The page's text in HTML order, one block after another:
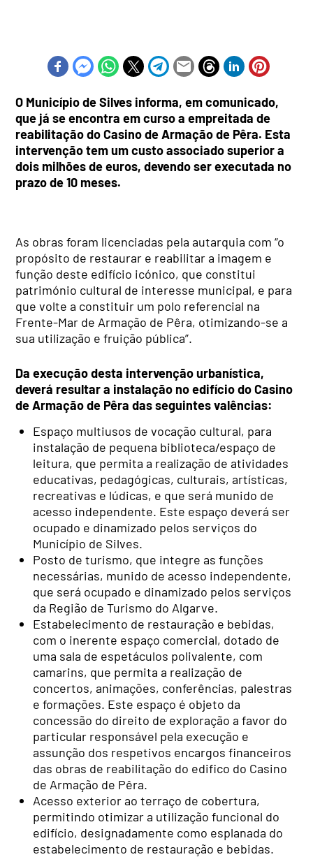
O Município de Silves informa, em comunicado,
que já se encontra em curso a empreitada de
reabilitação do Casino de Armação de Pêra. Esta
intervenção tem um custo associado superior a
dois milhões de euros, devendo ser executada no
prazo de 10 meses.
As obras foram licenciadas pela autarquia com “o
propósito de restaurar e reabilitar a imagem e
função deste edifício icónico, que constitui
património cultural de interesse municipal, e para
que volte a constituir um polo referencial na
Frente-Mar de Armação de Pêra, otimizando-se a
sua utilização e fruição pública”.
Da execução desta intervenção urbanística,
deverá resultar a instalação no edifício do Casino
de Armação de Pêra das seguintes valências:
Espaço multiusos de vocação cultural, para
instalação de pequena biblioteca/espaço de
leitura, que permita a realização de atividades
educativas, pedagógicas, culturais, artísticas,
recreativas e lúdicas, e que será munido de
acesso independente. Este espaço deverá ser
ocupado e dinamizado pelos serviços do
Município de Silves.
Posto de turismo, que integre as funções
necessárias, munido de acesso independente,
que será ocupado e dinamizado pelos serviços
da Região de Turismo do Algarve.
Estabelecimento de restauração e bebidas,
com o inerente espaço comercial, dotado de
uma sala de espetáculos polivalente, com
camarins, que permita a realização de
concertos, animações, conferências, palestras
e formações. Este espaço é objeto da
concessão do direito de exploração a favor do
particular responsável pela execução e
assunção dos respetivos encargos financeiros
das obras de reabilitação do edifico do Casino
de Armação de Pêra.
Acesso exterior ao terraço de cobertura,
permitindo otimizar a utilização funcional do
edifício, designadamente como esplanada do
estabelecimento de restauração e bebidas.